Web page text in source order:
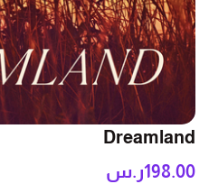
Dreamland
ر.س198.00